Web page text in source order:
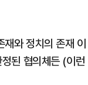
와 정치의 존재 이
된 협의체든 (이런